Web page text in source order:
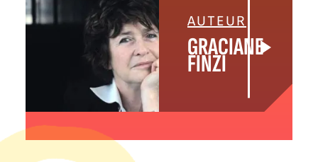
AUTEUR
GRACIANE
FINZI